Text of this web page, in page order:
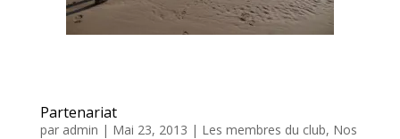
Partenariat
par admin | Mai 23, 2013 | Les membres du club, Nos